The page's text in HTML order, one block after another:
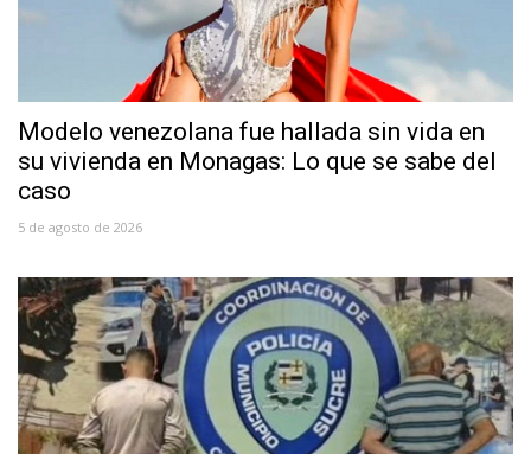
Modelo venezolana fue hallada sin vida en
su vivienda en Monagas: Lo que se sabe del
caso
5 de agosto de 2026